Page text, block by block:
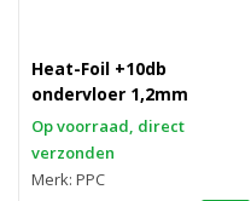
Heat-Foil +10db
ondervloer 1,2mm
Op voorraad, direct
verzonden
Merk: PPC